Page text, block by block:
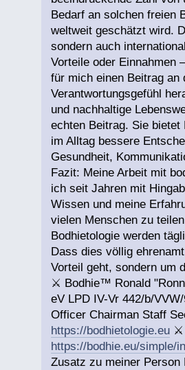
Bedarf an solchen freien
weltweit geschätzt wird.
sondern auch
Vorteile oder Einnahmen
für mich einen Beitrag an
Verantwortungsgefühl
und nachhaltige
echten Beitrag. Sie
im Alltag bessere
Gesundheit,
Fazit: Meine Arbeit mit
ich seit Jahren mit
Wissen und meine
vielen Menschen zu
Bodhietologie werden
Dass dies völlig
Vorteil geht, sondern um
⚔ Bodhie™ Ronald
eV LPD IV-Vr 442/b/
Officer Chairman Staff
https://bodhietologie.eu
https://bodhie.eu/simple/
Zusatz zu meiner Person